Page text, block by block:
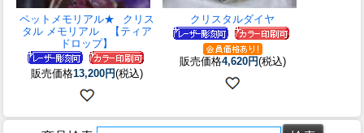
ペットメモリアル★
クリス
タル メモリアル 【ティア
ドロップ】
販売価格13,200円(税込)
クリスタルダイヤ
販売価格4,620円(税込)